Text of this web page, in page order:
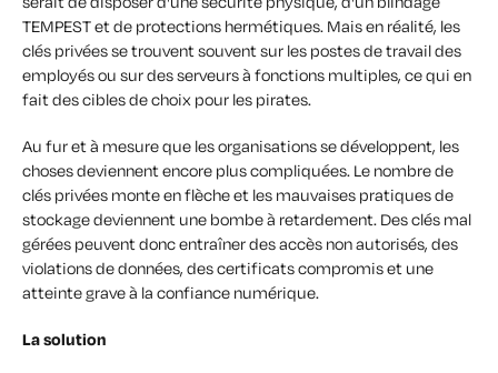
TEMPEST et de protections hermétiques. Mais en réalité, les
clés privées se trouvent souvent sur les postes de travail des
employés ou sur des serveurs à fonctions multiples, ce qui en
fait des cibles de choix pour les pirates.
Au fur et à mesure que les organisations se développent, les
choses deviennent encore plus compliquées. Le nombre de
clés privées monte en flèche et les mauvaises pratiques de
stockage deviennent une bombe à retardement. Des clés mal
gérées peuvent donc entraîner des accès non autorisés, des
violations de données, des certificats compromis et une
atteinte grave à la confiance numérique.
La solution